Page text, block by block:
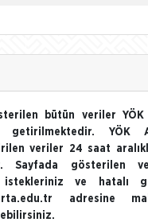
bütün veriler YÖK
getirilmektedir. YÖK
veriler 24 saat
Sayfada gösterilen
istekleriniz ve hatalı
adresine